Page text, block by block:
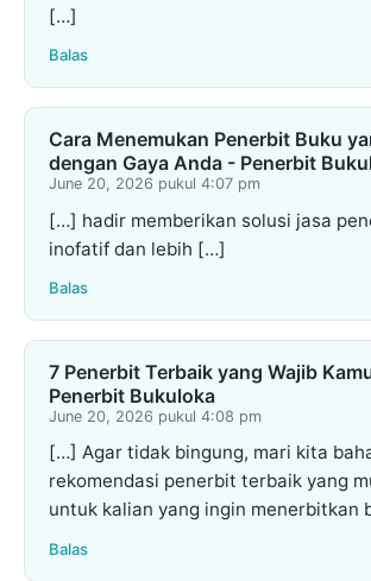
[…]
Balas
Cara Menemukan Penerbit Buku
dengan Gaya Anda - Penerbit
June 20, 2026 pukul 4:07 pm
[…] hadir memberikan solusi jasa
inofatif dan lebih […]
Balas
7 Penerbit Terbaik yang Wajib
Penerbit Bukuloka
June 20, 2026 pukul 4:08 pm
[…] Agar tidak bingung, mari kita
rekomendasi penerbit terbaik yang
untuk kalian yang ingin menerbitkan
Balas